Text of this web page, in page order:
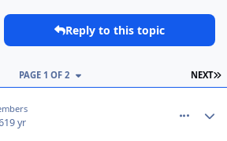
Reply to this topic
NEXT
PAGE 1 OF 2
19 yr